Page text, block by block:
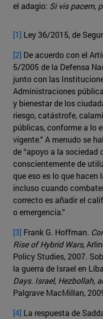
el adagio: Si vis pacem,
[1] Ley 36/2015, de
[2] De acuerdo con el
5/2005 de la Defensa
junto con las
Administraciones
y bienestar de los
riesgo, catástrofe,
públicas, conforme a lo
vigente.” A menudo se
de “apoyo a la sociedad
conscientemente de
que eso es lo que hacen
incluso cuando
correcto es añadir el
o emergencia.”
[3] Frank G. Hoffman.
Rise of Hybrid Wars,
Policy Studies, 2007.
la guerra de Israel en
Days. Israel, Hezbollah,
Palgrave MacMillan,
[4] La respuesta de